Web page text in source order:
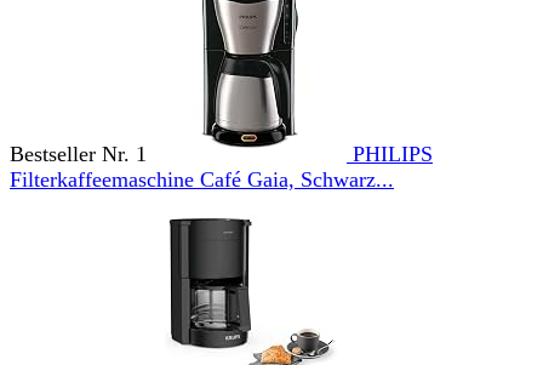
Bestseller Nr. 1
PHILIPS
Filterkaffeemaschine Café Gaia, Schwarz...